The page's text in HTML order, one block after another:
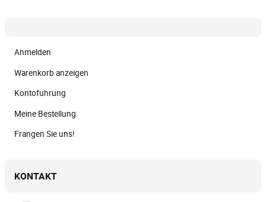
Anmelden
Warenkorb anzeigen
Kontofuhrung
Meine Bestellung
Frangen Sie uns!
KONTAKT